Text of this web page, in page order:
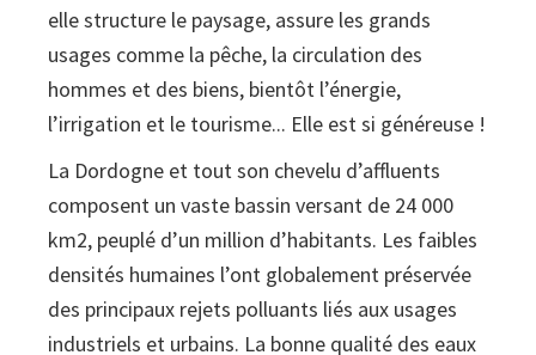
Les
grands
cahiers
Périgord
elle structure le paysage, assure les grands
usages comme la pêche, la circulation des
hommes et des biens, bientôt l’énergie,
l’irrigation et le tourisme... Elle est si généreuse !
La Dordogne et tout son chevelu d’affluents
composent un vaste bassin versant de 24 000
km2, peuplé d’un million d’habitants. Les faibles
densités humaines l’ont globalement préservée
des principaux rejets polluants liés aux usages
industriels et urbains. La bonne qualité des eaux